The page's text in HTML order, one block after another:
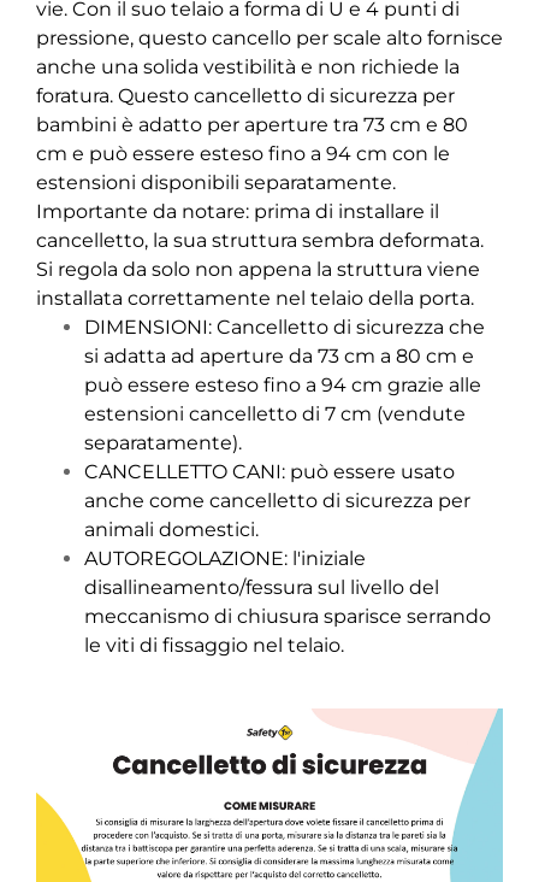
vie. Con il suo telaio a forma di U e 4 punti di
pressione, questo cancello per scale alto fornisce
anche una solida vestibilità e non richiede la
foratura. Questo cancelletto di sicurezza per
bambini è adatto per aperture tra 73 cm e 80
cm e può essere esteso fino a 94 cm con le
estensioni disponibili separatamente.
Importante da notare: prima di installare il
cancelletto, la sua struttura sembra deformata.
Si regola da solo non appena la struttura viene
installata correttamente nel telaio della porta.
DIMENSIONI: Cancelletto di sicurezza che
si adatta ad aperture da 73 cm a 80 cm e
può essere esteso fino a 94 cm grazie alle
estensioni cancelletto di 7 cm (vendute
separatamente).
CANCELLETTO CANI: può essere usato
anche come cancelletto di sicurezza per
animali domestici.
AUTOREGOLAZIONE: l'iniziale
disallineamento/fessura sul livello del
meccanismo di chiusura sparisce serrando
le viti di fissaggio nel telaio.